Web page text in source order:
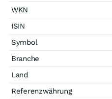
WKN
ISIN
Symbol
Branche
Land
Referenzwährung